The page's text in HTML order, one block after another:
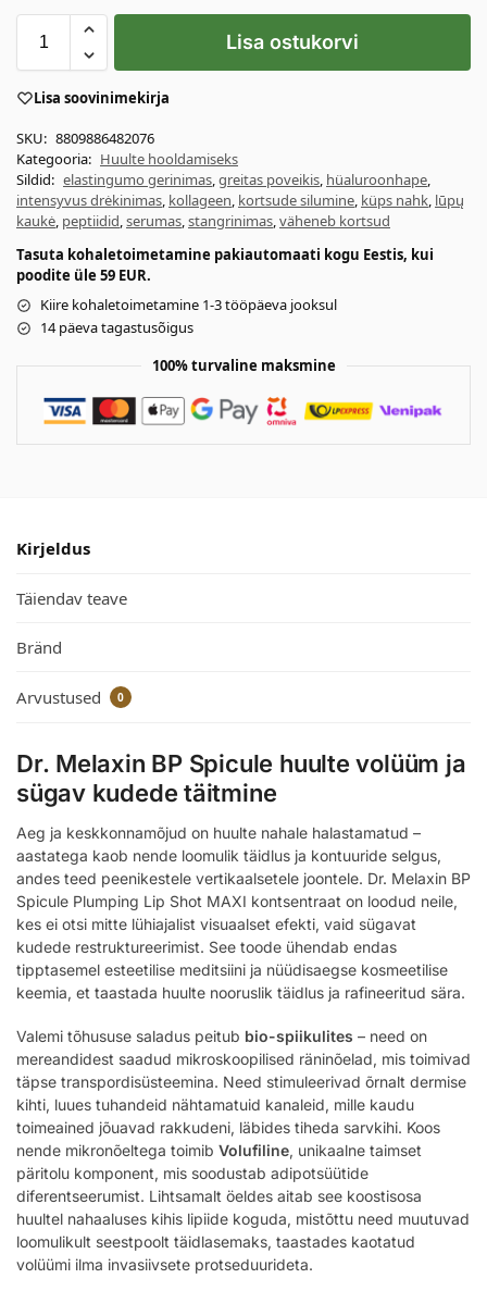
Lisa ostukorvi
Lisa soovinimekirja
SKU: 8809886482076
Kategooria: Huulte hooldamiseks
Sildid: elastingumo gerinimas,greitas poveikis, hüaluroonhape,
intensyvus drėkinimas, kollageen, kortsude silumine, küps nahk, lūpų
kaukė, peptiidid,serumas,stangrinimas,väheneb kortsud
Tasuta kohaletoimetamine pakiautomaati kogu Eestis, kui
poodite üle 59 EUR.
Kiire kohaletoimetamine 1-3 tööpäeva jooksul
14 päeva tagastusõigus
100% turvaline maksmine
Kirjeldus
Täiendav teave
Bränd
Arvustused 0
Dr. Melaxin BP Spicule huulte volüüm ja
sügav kudede täitmine
Aeg ja keskkonnamõjud on huulte nahale halastamatud –
aastatega kaob nende loomulik täidlus ja kontuuride selgus,
andes teed peenikestele vertikaalsetele joontele. Dr. Melaxin BP
Spicule Plumping Lip Shot MAXI kontsentraat on loodud neile,
kes ei otsi mitte lühiajalist visuaalset efekti, vaid sügavat
kudede restruktureerimist. See toode ühendab endas
tipptasemel esteetilise meditsiini ja nüüdisaegse kosmeetilise
keemia, et taastada huulte nooruslik täidlus ja rafineeritud sära.
Valemi tõhususe saladus peitub bio-spiikulites – need on
mereandidest saadud mikroskoopilised räninõelad, mis toimivad
täpse transpordisüsteemina. Need stimuleerivad õrnalt dermise
kihti, luues tuhandeid nähtamatuid kanaleid, mille kaudu
toimeained jõuavad rakkudeni, läbides tiheda sarvkihi. Koos
nende mikronõeltega toimib Volufiline, unikaalne taimset
päritolu komponent, mis soodustab adipotsüütide
diferentseerumist. Lihtsamalt öeldes aitab see koostisosa
huultel nahaaluses kihis lipiide koguda, mistõttu need muutuvad
loomulikult seestpoolt täidlasemaks, taastades kaotatud
volüümi ilma invasiivsete protseduurideta.